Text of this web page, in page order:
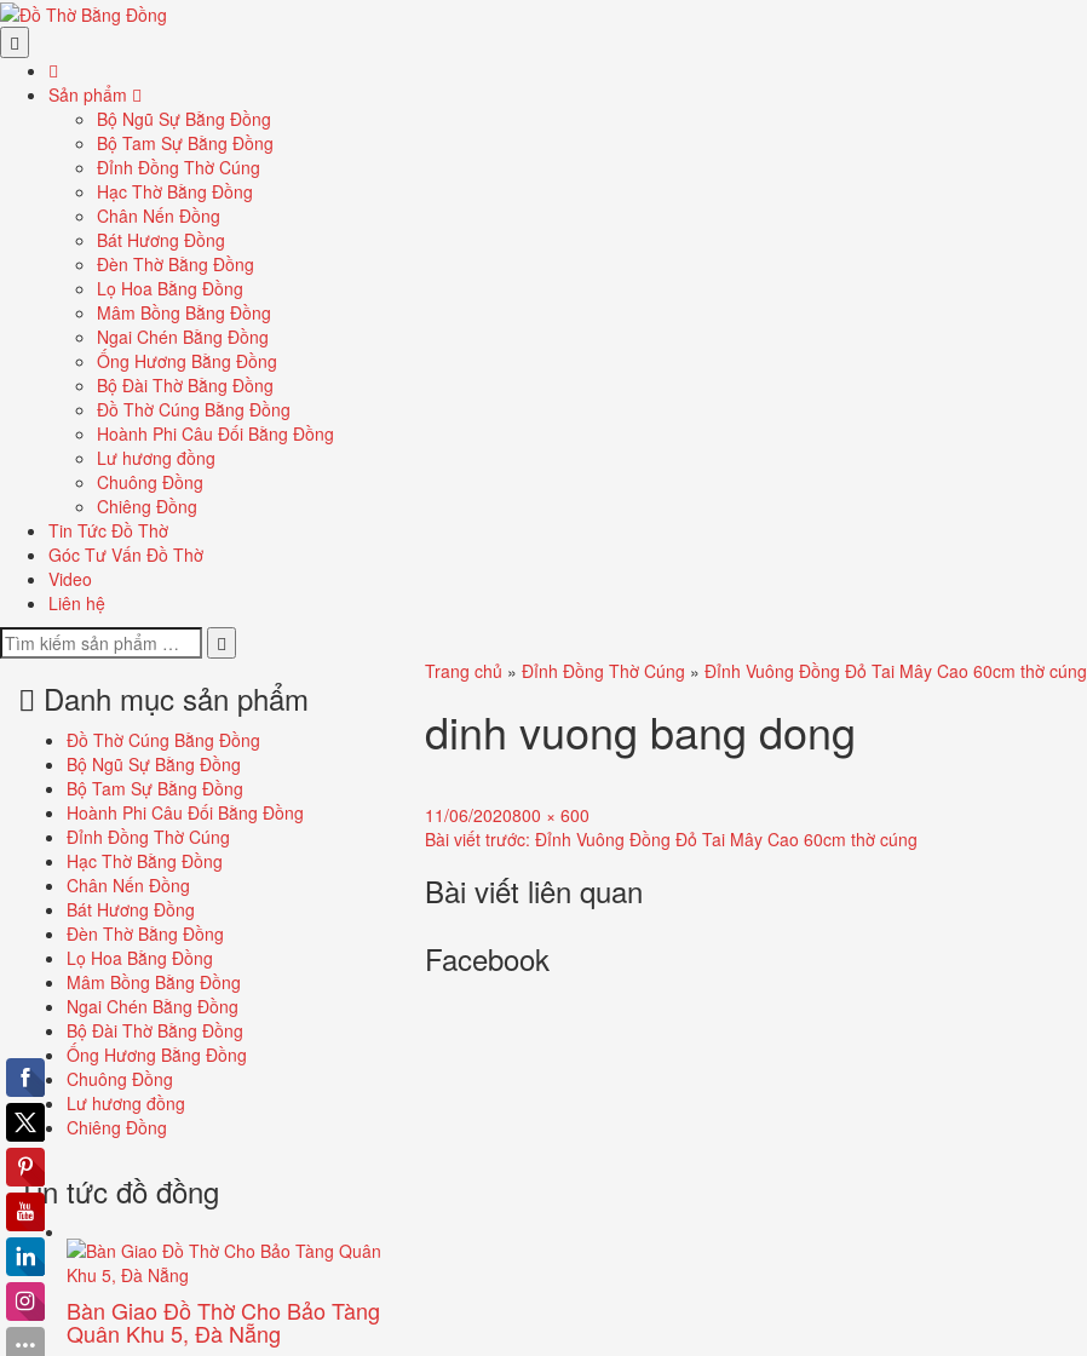
Sản phẩm
Bộ Ngũ Sự Bằng Đồng
Bộ Tam Sự Bằng Đồng
Đỉnh Đồng Thờ Cúng
Hạc Thờ Bằng Đồng
Chân Nến Đồng
Bát Hương Đồng
Đèn Thờ Bằng Đồng
Lọ Hoa Bằng Đồng
Mâm Bồng Bằng Đồng
Ngai Chén Bằng Đồng
Ống Hương Bằng Đồng
Bộ Đài Thờ Bằng Đồng
Đồ Thờ Cúng Bằng Đồng
Hoành Phi Câu Đối Bằng Đồng
Lư hương đồng
Chuông Đồng
Chiêng Đồng
Tin Tức Đồ Thờ
Góc Tư Vấn Đồ Thờ
Video
Liên hệ
Trang chủ » Đỉnh Đồng Thờ Cúng » Đỉnh Vuông Đồng Đỏ Tai Mây Cao 60cm thờ cúng
dinh vuong bang dong
Đăng
ngày:
11/06/2020Full
size
800 × 600
Điều
hướng
viết
Bài viết trước: Đỉnh Vuông Đồng Đỏ Tai Mây Cao 60cm thờ cúng
Bài viết liên quan
Facebook
Danh mục sản phẩm
Đồ Thờ Cúng Bằng Đồng
Bộ Ngũ Sự Bằng Đồng
Bộ Tam Sự Bằng Đồng
Hoành Phi Câu Đối Bằng Đồng
Đỉnh Đồng Thờ Cúng
Hạc Thờ Bằng Đồng
Chân Nến Đồng
Bát Hương Đồng
Đèn Thờ Bằng Đồng
Lọ Hoa Bằng Đồng
Mâm Bồng Bằng Đồng
Ngai Chén Bằng Đồng
Bộ Đài Thờ Bằng Đồng
Ống Hương Bằng Đồng
Chuông Đồng
Lư hương đồng
Chiêng Đồng
Tin tức đồ đồng
Bàn Giao Đồ Thờ Cho Bảo Tàng
Quân Khu 5, Đà Nẵng